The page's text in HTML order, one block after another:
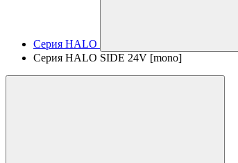
Серия HALO
Серия HALO SIDE 24V [mono]